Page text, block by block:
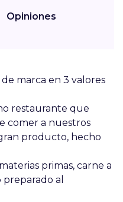
Opiniones
marca en 3 valores
restaurante que
comer a nuestros
producto, hecho
primas, carne a
preparado al